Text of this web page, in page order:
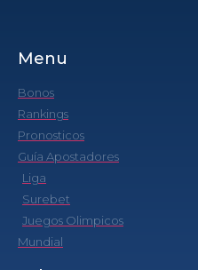
Menu
Bonos
Rankings
Pronosticos
Guía Apostadores
Liga
Surebet
Juegos Olimpicos
Mundial